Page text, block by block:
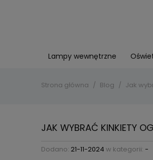
Lampy wewnętrzne
Strona główna Blog Jak
JAK WYBRAĆ KINKIETY
Dodano: 21-11-2024 w kategorii: -